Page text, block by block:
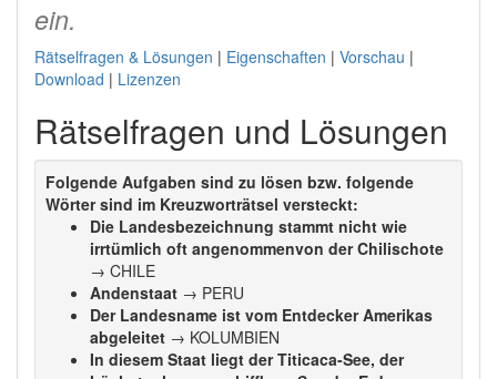
ein.
Rätselfragen & Lösungen | Eigenschaften | Vorschau |
Download | Lizenzen
Rätselfragen und Lösungen
Folgende Aufgaben sind zu lösen bzw. folgende
Wörter sind im Kreuzworträtsel versteckt:
Die Landesbezeichnung stammt nicht wie
irrtümlich oft angenommenvon der Chilischote
→ CHILE
Andenstaat → PERU
Der Landesname ist vom Entdecker Amerikas
abgeleitet → KOLUMBIEN
In diesem Staat liegt der Titicaca-See, der